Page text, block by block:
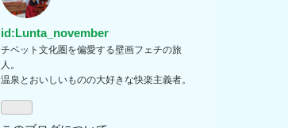
id:Lunta_november
チベット文化圏を偏愛する壁画フェチの旅
人。
温泉とおいしいものの大好きな快楽主義者。